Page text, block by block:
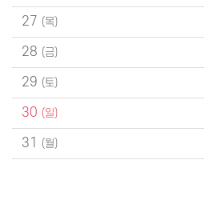
27
28
29
30
31